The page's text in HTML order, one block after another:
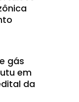
gás
em
da